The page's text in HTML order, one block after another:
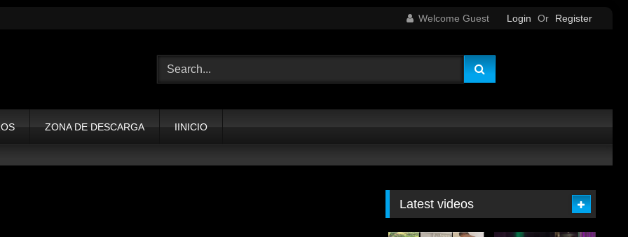
Welcome Guest Login Or Register
ZONA DE DESCARGA IINICIO
Latest videos